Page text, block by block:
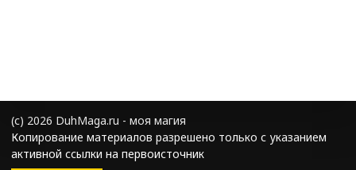
(с) 2026 DuhMaga.ru - моя магия
Копирование материалов разрешено только с указанием
активной ссылки на первоисточник